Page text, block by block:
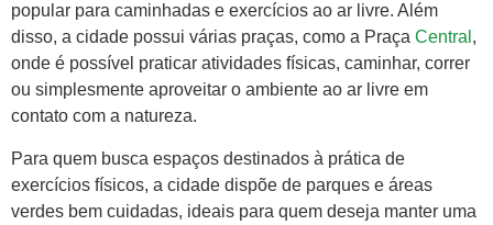
popular para caminhadas e exercícios ao ar livre. Além
disso, a cidade possui várias praças, como a Praça Central ,
onde é possível praticar atividades físicas, caminhar, correr
ou simplesmente aproveitar o ambiente ao ar livre em
contato com a natureza.
Para quem busca espaços destinados à prática de
exercícios físicos, a cidade dispõe de parques e áreas
verdes bem cuidadas, ideais para quem deseja manter uma